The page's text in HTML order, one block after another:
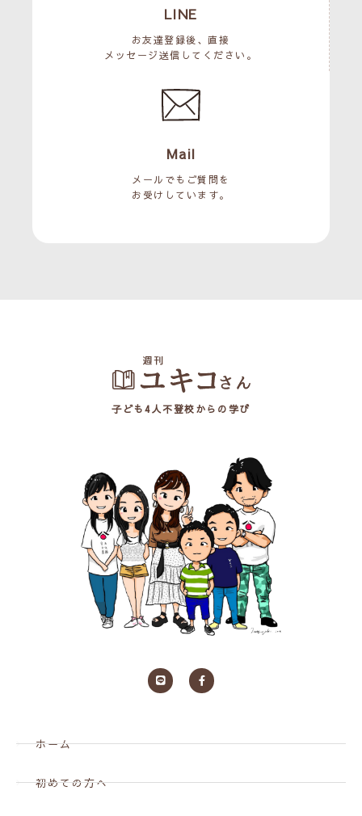
LINE
お友達登録後、直接
メッセージ送信してください。
Mail
メールでもご質問を
お受けしています。
子ども4人不登校からの学び
ホーム
初めての方へ